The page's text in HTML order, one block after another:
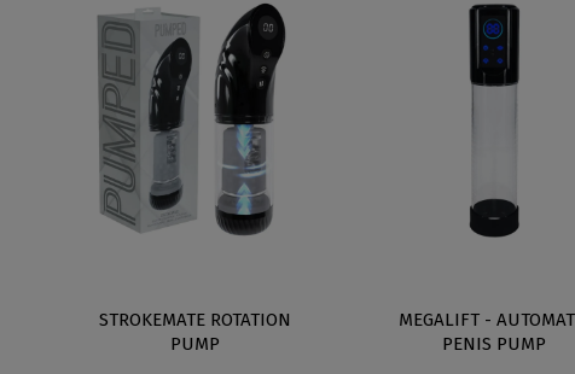
STROKEMATE ROTATION
PUMP
MEGALIFT -
PENIS PUMP